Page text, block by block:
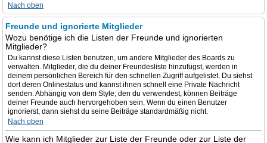
Nach oben
Freunde und ignorierte Mitglieder
Wozu benötige ich die Listen der Freunde und ignorierten
Mitglieder?
Du kannst diese Listen benutzen, um andere Mitglieder des Boards zu
verwalten. Mitglieder, die du deiner Freundesliste hinzufügst, werden in
deinem persönlichen Bereich für den schnellen Zugriff aufgelistet. Du siehst
dort deren Onlinestatus und kannst ihnen schnell eine Private Nachricht
senden. Abhängig von dem Style, den du verwendest, können Beiträge
deiner Freunde auch hervorgehoben sein. Wenn du einen Benutzer
ignorierst, dann siehst du seine Beiträge standardmäßig nicht.
Nach oben
Wie kann ich Mitglieder zur Liste der Freunde oder zur Liste der